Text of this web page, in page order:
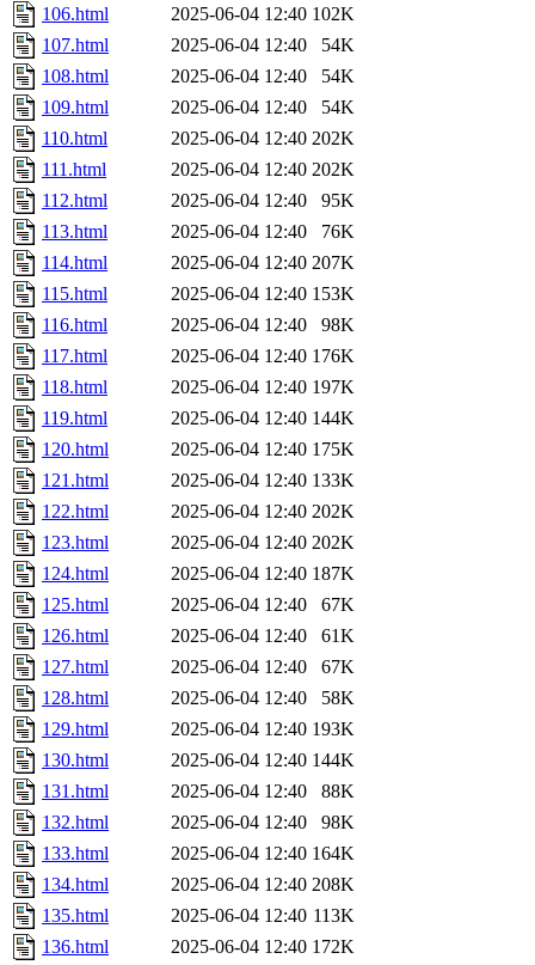
106.html
2025-06-04 12:40 102K
107.html
2025-06-04 12:40
54K
108.html
2025-06-04 12:40
54K
109.html
2025-06-04 12:40
54K
110.html
2025-06-04 12:40 202K
111.html
2025-06-04 12:40 202K
112.html
2025-06-04 12:40
95K
113.html
2025-06-04 12:40
76K
114.html
2025-06-04 12:40 207K
115.html
2025-06-04 12:40 153K
116.html
2025-06-04 12:40
98K
117.html
2025-06-04 12:40 176K
118.html
2025-06-04 12:40 197K
119.html
2025-06-04 12:40 144K
120.html
2025-06-04 12:40 175K
121.html
2025-06-04 12:40 133K
122.html
2025-06-04 12:40 202K
123.html
2025-06-04 12:40 202K
124.html
2025-06-04 12:40 187K
125.html
2025-06-04 12:40
67K
126.html
2025-06-04 12:40
61K
127.html
2025-06-04 12:40
67K
128.html
2025-06-04 12:40
58K
129.html
2025-06-04 12:40 193K
130.html
2025-06-04 12:40 144K
131.html
2025-06-04 12:40
88K
132.html
2025-06-04 12:40
98K
133.html
2025-06-04 12:40 164K
134.html
2025-06-04 12:40 208K
135.html
2025-06-04 12:40 113K
136.html
2025-06-04 12:40 172K